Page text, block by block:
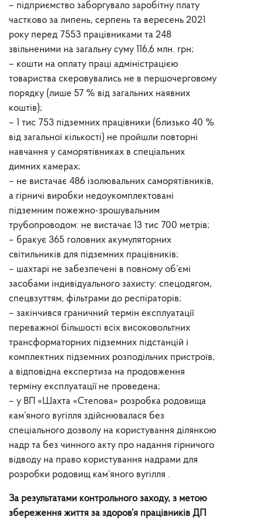
– підприємство заборгувало заробітну плату
частково за липень, серпень та вересень 2021
року перед 7553 працівниками та 248
звільненими на загальну суму 116,6 млн. грн;
– кошти на оплату праці адміністрацією
товариства скеровувались не в першочерговому
порядку (лише 57 % від загальних наявних
коштів);
– 1 тис 753 підземних працівники (близько 40 %
від загальної кількості) не пройшли повторні
навчання у саморятівниках в спеціальних
димних камерах;
– не вистачає 486 ізолювальних саморятівників,
а гірничі виробки недоукомплектовані
підземним пожежно-зрошувальним
трубопроводом: не вистачає 13 тис 700 метрів;
– бракує 365 головних акумуляторних
світильників для підземних працівників;
– шахтарі не забезпечені в повному об’ємі
засобами індивідуального захисту: спецодягом,
спецвзуттям, фільтрами до респіраторів;
– закінчився граничний термін експлуатації
переважної більшості всіх високовольтних
трансформаторних підземних підстанцій і
комплектних підземних розподільчих пристроїв,
а відповідна експертиза на продовження
терміну експлуатації не проведена;
– у ВП «Шахта «Степова» розробка родовища
кам’яного вугілля здійснювалася без
спеціального дозволу на користування ділянкою
надр та без чинного акту про надання гірничого
відводу на право користування надрами для
розробки родовищ кам’яного вугілля .
За результатами контрольного заходу, з метою
збереження життя за здоров’я працівників ДП